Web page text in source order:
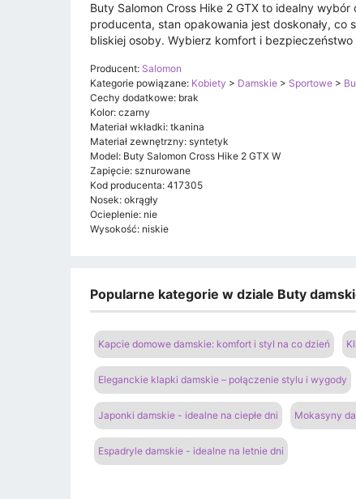
Buty Salomon Cross Hike 2 GTX to idealny
producenta, stan opakowania jest doskonały, co
bliskiej osoby. Wybierz komfort i
Producent: Salomon
Kategorie powiązane: Kobiety > Damskie > Sportowe >
Cechy dodatkowe: brak
Kolor: czarny
Materiał wkładki: tkanina
Materiał zewnętrzny: syntetyk
Model: Buty Salomon Cross Hike 2 GTX W
Zapięcie: sznurowane
Kod producenta: 417305
Nosek: okrągły
Ocieplenie: nie
Wysokość: niskie
Popularne kategorie w dziale Buty
Kapcie domowe damskie: komfort i styl na co dzień
Eleganckie klapki damskie – połączenie stylu i wygody
Japonki damskie - idealne na ciepłe dni Mokasyny
Espadryle damskie - idealne na letnie dni